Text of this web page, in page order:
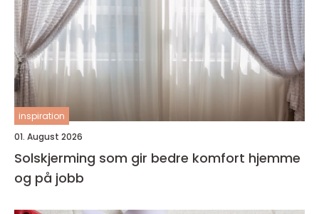
inspiration
01. August 2026
Solskjerming som gir bedre komfort hjemme
og på jobb